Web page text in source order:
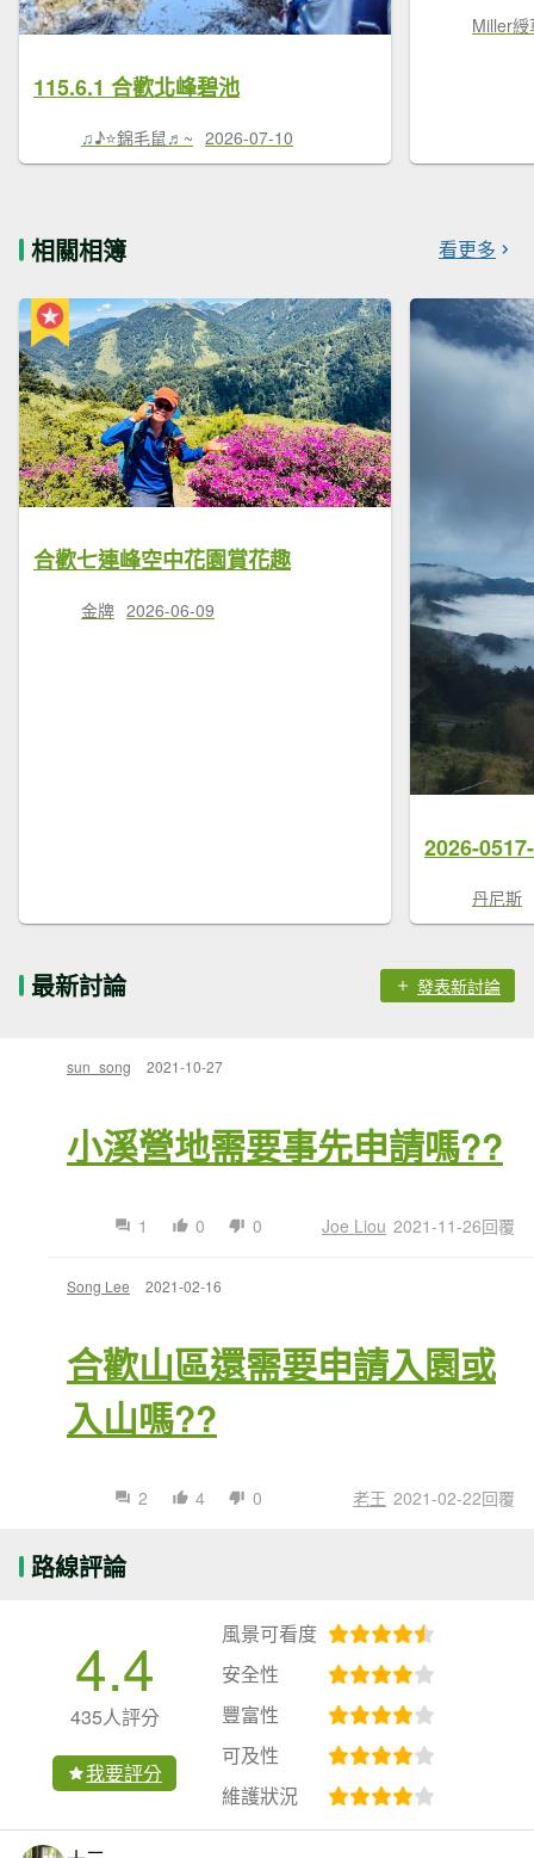
115.6.1 合歡北峰碧池
♫♪⭐錦毛鼠♬~ 2026-07-10
Miller綬
相關相簿 看更多
合歡七連峰空中花園賞花趣
金牌 2026-06-09
2026-
丹尼斯
最新討論 發表新討論
sun_song 2021-10-27
小溪營地需要事先申請嗎??
1 0 0 Joe Liou 2021-11-26回覆
Song Lee 2021-02-16
合歡山區還需要申請入園或
入山嗎??
2 4 0 老王 2021-02-22回覆
路線評論
4.4
435人評分
我要評分
風景可看度
安全性
豐富性
可及性
維護狀況